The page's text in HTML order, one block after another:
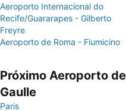
Aeroporto Internacional do
Recife/Guararapes - Gilberto
Freyre
Aeroporto de Roma - Fiumicino
Próximo Aeroporto
Gaulle
Paris